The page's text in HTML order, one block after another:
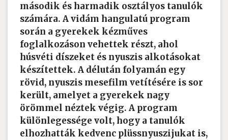
második és harmadik osztályos tanulók
számára. A vidám hangulatú program
során a gyerekek kézműves
foglalkozáson vehettek részt, ahol
húsvéti díszeket és nyuszis alkotásokat
készítettek. A délután folyamán egy
rövid, nyuszis mesefilm vetítésére is sor
került, amelyet a gyerekek nagy
örömmel néztek végig. A program
különlegessége volt, hogy a tanulók
elhozhatták kedvenc plüssnyuszijukat is,